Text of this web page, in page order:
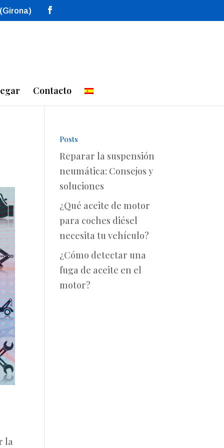
Contacto
la
Posts
Reparar la suspensión
neumática: Consejos y
soluciones
¿Qué aceite de motor
para coches diésel
necesita tu vehículo?
¿Cómo detectar una
fuga de aceite en el
motor?